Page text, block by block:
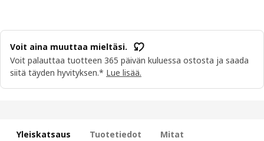
Voit aina muuttaa mieltäsi.
Voit palauttaa tuotteen 365 päivän kuluessa ostosta ja saada
siitä täyden hyvityksen.* Lue lisää.
Yleiskatsaus Tuotetiedot Mitat